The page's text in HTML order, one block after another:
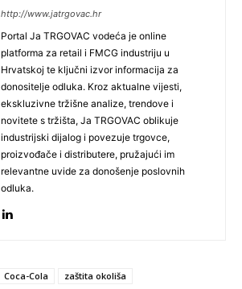
http://www.jatrgovac.hr
Portal Ja TRGOVAC vodeća je online
platforma za retail i FMCG industriju u
Hrvatskoj te ključni izvor informacija za
donositelje odluka. Kroz aktualne vijesti,
ekskluzivne tržišne analize, trendove i
novitete s tržišta, Ja TRGOVAC oblikuje
industrijski dijalog i povezuje trgovce,
proizvođače i distributere, pružajući im
relevantne uvide za donošenje poslovnih
odluka.
Coca-Cola zaštita okoliša